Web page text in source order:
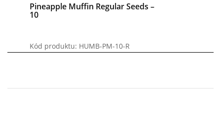
Pineapple Muffin Regular Seeds –
10
Kód produktu: HUMB-PM-10-R